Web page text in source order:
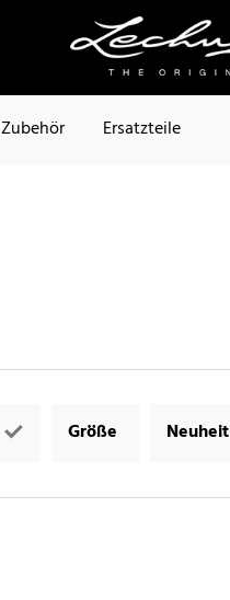
Zubehör Ersatzteile
Größe Neuheit